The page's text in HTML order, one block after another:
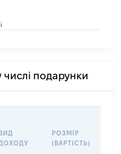
подарунки
ВИД
РОЗМІР
(ВАРТІСТЬ)